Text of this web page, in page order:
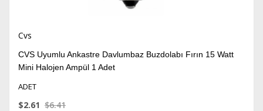
Cvs
CVS Uyumlu Ankastre Davlumbaz Buzdolabı Fırın 15 Watt
Mini Halojen Ampül 1 Adet
ADET
$2.61 $6.41